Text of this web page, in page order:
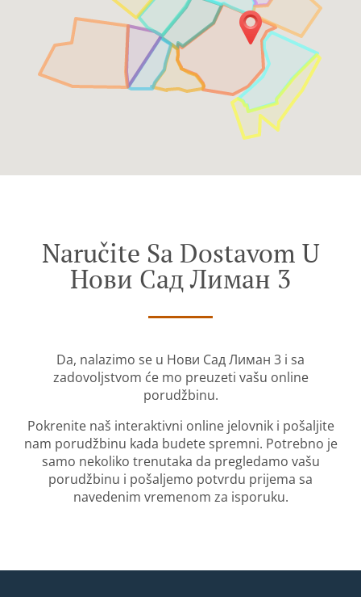
Naručite Sa Dostavom U
Нови Сад Лиман 3
Da, nalazimo se u Нови Сад Лиман 3 i sa
zadovoljstvom će mo preuzeti vašu online
porudžbinu.
Pokrenite naš interaktivni online jelovnik i pošaljite
nam porudžbinu kada budete spremni. Potrebno je
samo nekoliko trenutaka da pregledamo vašu
porudžbinu i pošaljemo potvrdu prijema sa
navedenim vremenom za isporuku.